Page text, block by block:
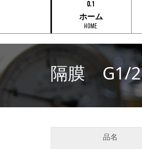
0.1
0.3
0.4
0.5
ホーム
HOME
隔膜 G1/
品名